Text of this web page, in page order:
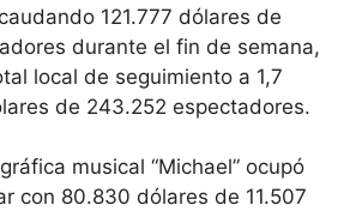
121.777 dólares de
durante el fin de semana,
local de seguimiento a 1,7
de 243.252 espectadores.
musical “Michael” ocupó
con 80.830 dólares de 11.507